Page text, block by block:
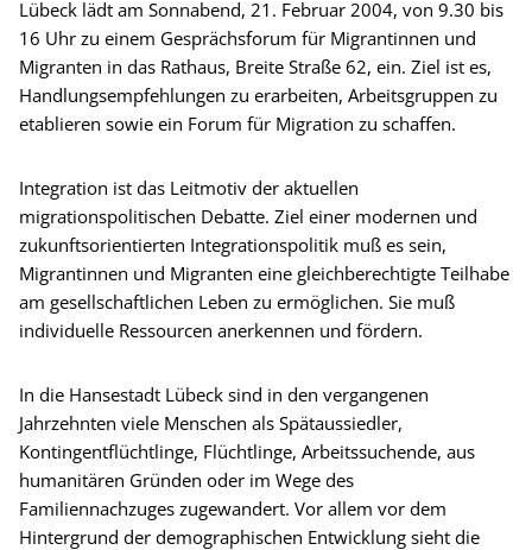
Lübeck lädt am Sonnabend, 21. Februar 2004, von 9.30 bis
16 Uhr zu einem Gesprächsforum für Migrantinnen und
Migranten in das Rathaus, Breite Straße 62, ein. Ziel ist es,
Handlungsempfehlungen zu erarbeiten, Arbeitsgruppen zu
etablieren sowie ein Forum für Migration zu schaffen.
Integration ist das Leitmotiv der aktuellen
migrationspolitischen Debatte. Ziel einer modernen und
zukunftsorientierten Integrationspolitik muß es sein,
Migrantinnen und Migranten eine gleichberechtigte Teilhabe
am gesellschaftlichen Leben zu ermöglichen. Sie muß
individuelle Ressourcen anerkennen und fördern.
In die Hansestadt Lübeck sind in den vergangenen
Jahrzehnten viele Menschen als Spätaussiedler,
Kontingentflüchtlinge, Flüchtlinge, Arbeitssuchende, aus
humanitären Gründen oder im Wege des
Familiennachzuges zugewandert. Vor allem vor dem
Hintergrund der demographischen Entwicklung sieht die